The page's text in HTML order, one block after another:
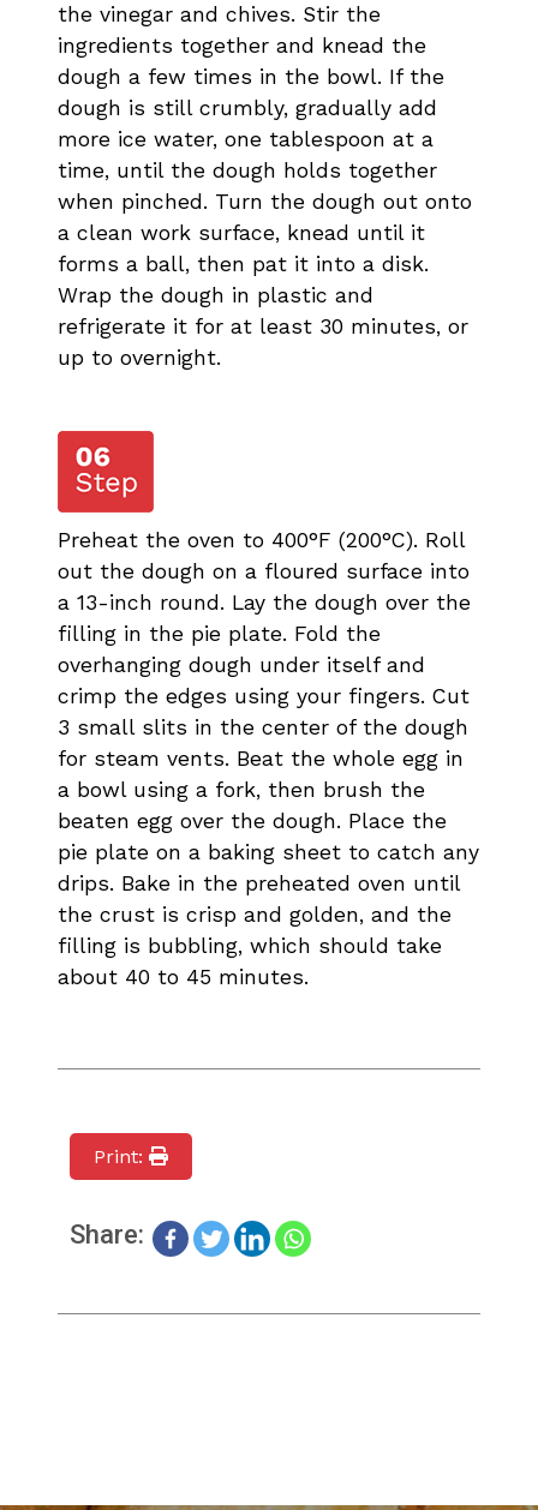
the vinegar and chives. Stir the
ingredients together and knead the
dough a few times in the bowl. If the
dough is still crumbly, gradually add
more ice water, one tablespoon at a
time, until the dough holds together
when pinched. Turn the dough out onto
a clean work surface, knead until it
forms a ball, then pat it into a disk.
Wrap the dough in plastic and
refrigerate it for at least 30 minutes, or
up to overnight.
Preheat the oven to 400°F (200°C). Roll
out the dough on a floured surface into
a 13-inch round. Lay the dough over the
filling in the pie plate. Fold the
overhanging dough under itself and
crimp the edges using your fingers. Cut
3 small slits in the center of the dough
for steam vents. Beat the whole egg in
a bowl using a fork, then brush the
beaten egg over the dough. Place the
pie plate on a baking sheet to catch any
drips. Bake in the preheated oven until
the crust is crisp and golden, and the
filling is bubbling, which should take
about 40 to 45 minutes.
Print:
Share: